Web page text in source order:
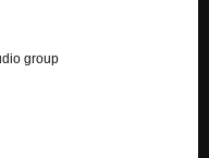
group